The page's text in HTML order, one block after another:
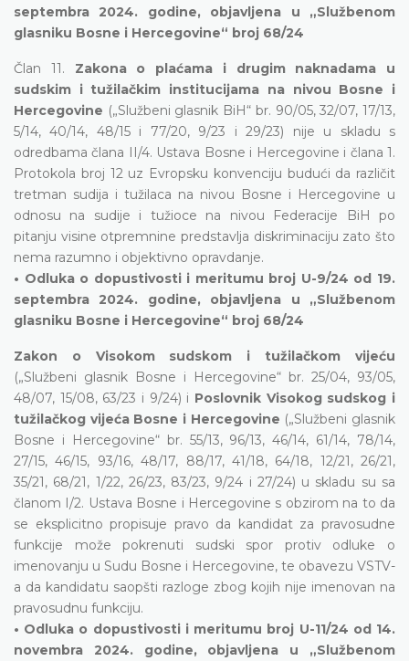
septembra 2024. godine, objavljena u „Službenom
glasniku Bosne i Hercegovine“ broj 68/24
Član 11. Zakona o plaćama i drugim naknadama u
sudskim i tužilačkim institucijama na nivou Bosne i
Hercegovine („Službeni glasnik BiH“ br. 90/05, 32/07, 17/13,
5/14, 40/14, 48/15 i 77/20, 9/23 i 29/23) nije u skladu s
odredbama člana II/4. Ustava Bosne i Hercegovine i člana 1.
Protokola broj 12 uz Evropsku konvenciju budući da različit
tretman sudija i tužilaca na nivou Bosne i Hercegovine u
odnosu na sudije i tužioce na nivou Federacije BiH po
pitanju visine otpremnine predstavlja diskriminaciju zato što
nema razumno i objektivno opravdanje.
• Odluka o dopustivosti i meritumu broj U-9/24 od 19.
septembra 2024. godine, objavljena u „Službenom
glasniku Bosne i Hercegovine“ broj 68/24
Zakon o Visokom sudskom i tužilačkom vijeću
(„Službeni glasnik Bosne i Hercegovine“ br. 25/04, 93/05,
48/07, 15/08, 63/23 i 9/24) i Poslovnik Visokog sudskog i
tužilačkog vijeća Bosne i Hercegovine („Službeni glasnik
Bosne i Hercegovine“ br. 55/13, 96/13, 46/14, 61/14, 78/14,
27/15, 46/15, 93/16, 48/17, 88/17, 41/18, 64/18, 12/21, 26/21,
35/21, 68/21, 1/22, 26/23, 83/23, 9/24 i 27/24) u skladu su sa
članom I/2. Ustava Bosne i Hercegovine s obzirom na to da
se eksplicitno propisuje pravo da kandidat za pravosudne
funkcije može pokrenuti sudski spor protiv odluke o
imenovanju u Sudu Bosne i Hercegovine, te obavezu VSTV-
a da kandidatu saopšti razloge zbog kojih nije imenovan na
pravosudnu funkciju.
• Odluka o dopustivosti i meritumu broj U-11/24 od 14.
novembra 2024. godine, objavljena u „Službenom